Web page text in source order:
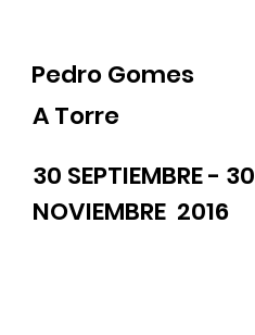
Pedro Gomes
A Torre
30 SEPTIEMBRE - 30
NOVIEMBRE 2016